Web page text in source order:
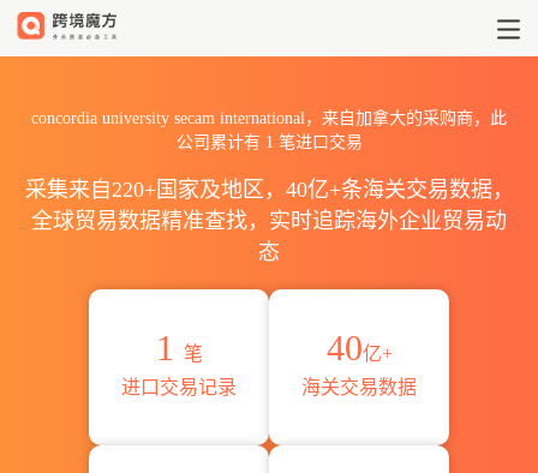
concordia university secam international，来自加拿大的采购商，此
公司累计有 1 笔进口交易
采集来自220+国家及地区，40亿+条海关交易数据，
全球贸易数据精准查找，实时追踪海外企业贸易动
态
1
笔
进口交易记录
40亿+
海关交易数据